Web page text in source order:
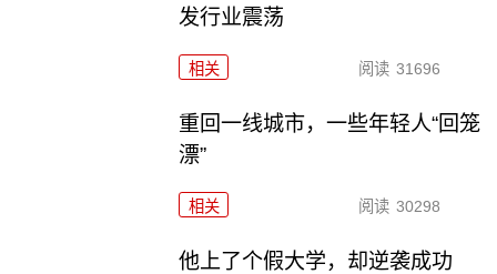
发行业震荡
相关 阅读 31696
重回一线城市，一些年轻人“回笼
漂”
相关 阅读 30298
他上了个假大学，却逆袭成功